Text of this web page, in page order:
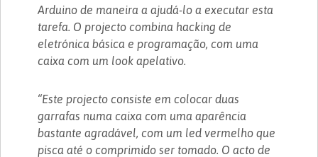
Arduino de maneira a ajudá-lo a executar esta
tarefa. O projecto combina hacking de
eletrónica básica e programação, com uma
caixa com um look apelativo.
“Este projecto consiste em colocar duas
garrafas numa caixa com uma aparência
bastante agradável, com um led vermelho que
pisca até o comprimido ser tomado. O acto de